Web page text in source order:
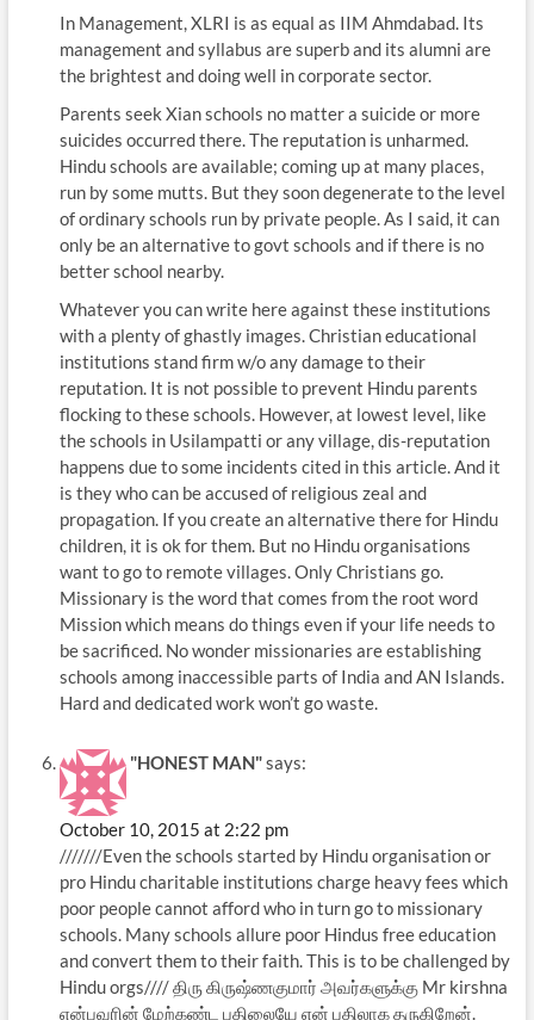
In Management, XLRI is as equal as IIM Ahmdabad. Its
management and syllabus are superb and its alumni are
the brightest and doing well in corporate sector.
Parents seek Xian schools no matter a suicide or more
suicides occurred there. The reputation is unharmed.
Hindu schools are available; coming up at many places,
run by some mutts. But they soon degenerate to the level
of ordinary schools run by private people. As I said, it can
only be an alternative to govt schools and if there is no
better school nearby.
Whatever you can write here against these institutions
with a plenty of ghastly images. Christian educational
institutions stand firm w/o any damage to their
reputation. It is not possible to prevent Hindu parents
flocking to these schools. However, at lowest level, like
the schools in Usilampatti or any village, dis-reputation
happens due to some incidents cited in this article. And it
is they who can be accused of religious zeal and
propagation. If you create an alternative there for Hindu
children, it is ok for them. But no Hindu organisations
want to go to remote villages. Only Christians go.
Missionary is the word that comes from the root word
Mission which means do things even if your life needs to
be sacrificed. No wonder missionaries are establishing
schools among inaccessible parts of India and AN Islands.
Hard and dedicated work won’t go waste.
"HONEST MAN"says:
October 10, 2015 at 2:22 pm
///////Even the schools started by Hindu organisation or
pro Hindu charitable institutions charge heavy fees which
poor people cannot afford who in turn go to missionary
schools. Many schools allure poor Hindus free education
and convert them to their faith. This is to be challenged by
Hindu orgs//// திரு கிருஷ்ணகுமார் அவர்களுக்கு Mr kirshna
என்பவரின் மேற்கண்ட பதிலையே என் பதிலாக தருகிறேன்.